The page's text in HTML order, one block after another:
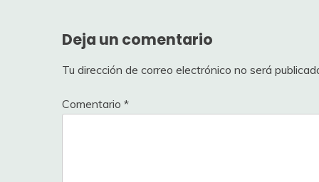
Deja un comentario
Tu dirección de correo electrónico no será
Comentario *